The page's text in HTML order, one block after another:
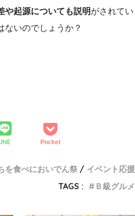
や起源についても説明がされてい
ないのでしょうか？
Pocket
を食べにおいでん祭
イベント応援
TAGS :
Ｂ級グルメ